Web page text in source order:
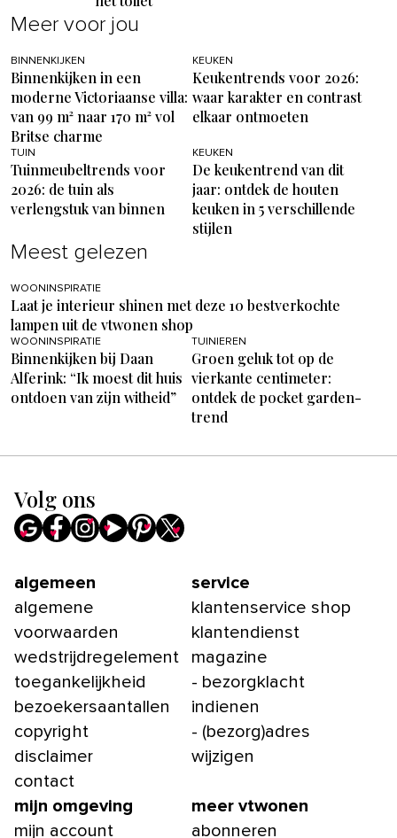
Meer voor jou
BINNENKIJKEN
Binnenkijken in een
moderne Victoriaanse villa:
van 99 m² naar 170 m² vol
Britse charme
KEUKEN
Keukentrends voor 2026:
waar karakter en contrast
elkaar ontmoeten
TUIN
Tuinmeubeltrends voor
2026: de tuin als
verlengstuk van binnen
KEUKEN
De keukentrend van dit
jaar: ontdek de houten
keuken in 5 verschillende
stijlen
Meest gelezen
WOONINSPIRATIE
Laat je interieur shinen met deze 10 bestverkochte
lampen uit de vtwonen shop
WOONINSPIRATIE
Binnenkijken bij Daan
Alferink: “Ik moest dit huis
ontdoen van zijn witheid”
TUINIEREN
Groen geluk tot op de
vierkante centimeter:
ontdek de pocket garden-
trend
Volg ons
algemeen
algemene
voorwaarden
wedstrijdregelement
toegankelijkheid
bezoekersaantallen
copyright
disclaimer
contact
service
klantenservice shop
klantendienst
magazine
- bezorgklacht
indienen
- (bezorg)adres
wijzigen
mijn omgeving
mijn account
meer vtwonen
abonneren